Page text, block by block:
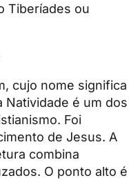
Tiberíades ou
cujo nome significa
Natividade é um dos
Foi
de Jesus. A
combina
O ponto alto é